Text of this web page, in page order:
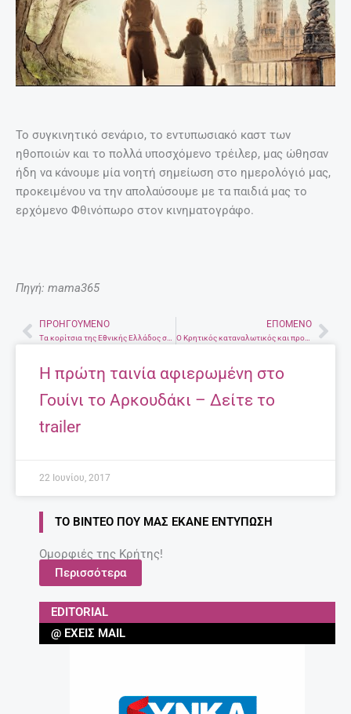
Το συγκινητικό σενάριο, το εντυπωσιακό καστ των
ηθοποιών και το πολλά υποσχόμενο τρέιλερ, μας ώθησαν
ήδη να κάνουμε μία νοητή σημείωση στο ημερολόγιό μας,
προκειμένου να την απολαύσουμε με τα παιδιά μας το
ερχόμενο Φθινόπωρο στον κινηματογράφο.
Πηγή: mama365
PrevΠΡΟΗΓΟΎΜΕΝΟ
Τα κορίτσια της Εθνικής Ελλάδος στο μπάσκετ είναι ασταμάτητα
ΕΠΌΜΕΝΟ
Ο Κρητικός καταναλωτικός και προμηθευτικός συνεταιρισμός SYNKA εγκαινίασε νέο κατάστημα στην Τήνο
Η πρώτη ταινία αφιερωμένη στο
Γουίνι το Αρκουδάκι – Δείτε το
trailer
22 Ιουνίου, 2017
ΤΟ ΒΊΝΤΕΟ ΠΟΥ ΜΑΣ ΈΚΑΝΕ ΕΝΤΎΠΩΣΗ
Ομορφιές της Κρήτης!
Περισσότερα
EDITORIAL
@ ΈΧΕΙΣ MAIL